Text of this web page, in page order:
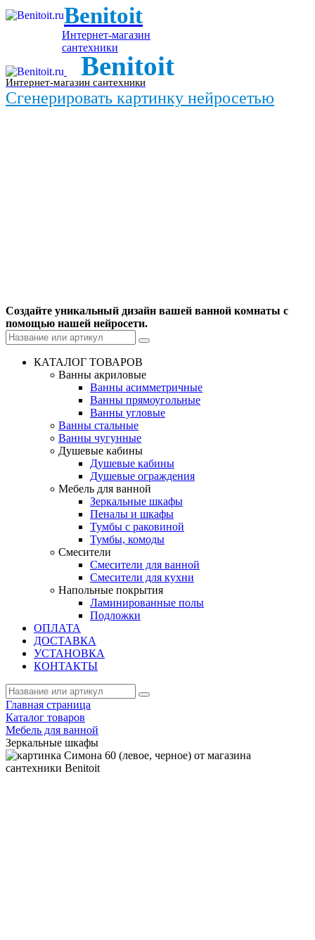
Benitoit
Интернет-магазин
сантехники
Benitoit
Интернет-магазин сантехники
Сгенерировать картинку нейросетью
Создайте уникальный дизайн вашей ванной комнаты с
помощью нашей нейросети.
КАТАЛОГ ТОВАРОВ
Ванны акриловые
Ванны асимметричные
Ванны прямоугольные
Ванны угловые
Ванны стальные
Ванны чугунные
Душевые кабины
Душевые кабины
Душевые ограждения
Мебель для ванной
Зеркальные шкафы
Пеналы и шкафы
Тумбы с раковиной
Тумбы, комоды
Смесители
Смесители для ванной
Смесители для кухни
Напольные покрытия
Ламинированные полы
Подложки
ОПЛАТА
ДОСТАВКА
УСТАНОВКА
КОНТАКТЫ
Главная страница
Каталог товаров
Мебель для ванной
Зеркальные шкафы